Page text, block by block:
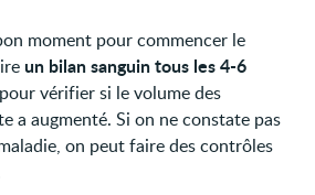
moment pour commencer le
un bilan sanguin tous les 4-6
vérifier si le volume des
a augmenté. Si on ne constate pas
on peut faire des contrôles